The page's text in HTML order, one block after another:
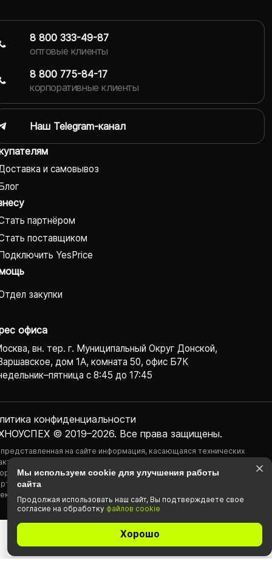
и самовывоз
партнёром
поставщиком
YesPrice
закупки
офиса
вн. тер. г. Муниципальный Округ Донской,
дом 1А, комната 50, офис Б7К
с 8:45 до 17:45
© 2019–2026. Все права защищены.
конфиденциаль­ности
на сайте информация, касающаяся технических
наличия на складе, стоимости товаров, носит
характер и ни при каких условиях не является публичной
определяемой положениями Статьи 437(2) Гражданского
РФ.
8 800 333-49-87
оптовые клиенты
8 800 775-84-17
корпоративные клиенты
Наш Telegram-канал
Мы используем cookie для улучшения работы
сайта
Продолжая использовать наш cайт, Вы подтвержда­ете свое
согласие на обработку файлов cookie
Хорошо